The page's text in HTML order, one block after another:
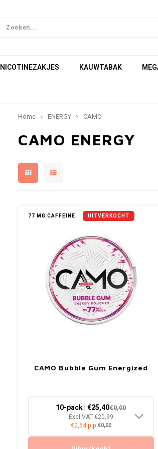
NICOTINEZAKJES KAUWTABAK
Home ENERGY CAMO
CAMO ENERGY
77 MG CAFFEINE UITVERKOCHT
CAMO Bubble Gum Energized
10-pack | €25,40€0,00
Excl VAT €20,99
€2,54 p.p.€0,00